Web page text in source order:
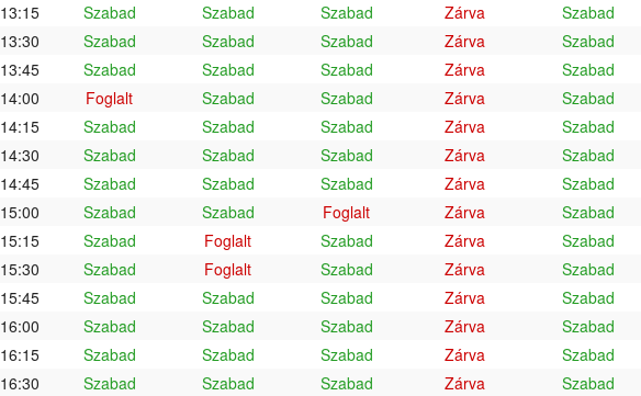
13:15
Szabad Szabad Szabad Zárva Szabad
13:30
Szabad Szabad Szabad Zárva Szabad
13:45
Szabad Szabad Szabad Zárva Szabad
14:00
Foglalt Szabad Szabad Zárva Szabad
14:15
Szabad Szabad Szabad Zárva Szabad
14:30
Szabad Szabad Szabad Zárva Szabad
14:45
Szabad Szabad Szabad Zárva Szabad
15:00
Szabad Szabad Foglalt Zárva Szabad
15:15
Szabad Foglalt Szabad Zárva Szabad
15:30
Szabad Foglalt Szabad Zárva Szabad
15:45
Szabad Szabad Szabad Zárva Szabad
16:00
Szabad Szabad Szabad Zárva Szabad
16:15
Szabad Szabad Szabad Zárva Szabad
16:30
Szabad Szabad Szabad Zárva Szabad